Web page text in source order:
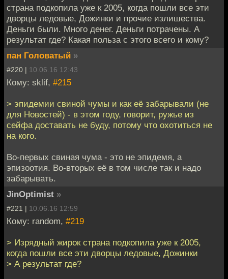
страна подкопила уже к 2005, когда пошли все эти
дворцы ледовые, Дожинки и прочие излишества.
Деньги были. Много денег. Деньги потрачены. А
результат где? Какая польза с этого всего и кому?
пан Головатый »
#220 | 10.06.16 12:43
Кому: sklif, #215
> эпидемии свиной чумы и как её забарывали (не
для Новостей) - в этом году, говорит, ружье из
сейфа доставать не буду, потому что охотиться не
на кого.
Во-первых свиная чума - это не эпидемя, а
эпизоотия. Во-вторых её в том числе так и надо
забарывать.
JinOptimist »
#221 | 10.06.16 12:59
Кому: random, #219
> Изрядный жирок страна подкопила уже к 2005,
когда пошли все эти дворцы ледовые, Дожинки
> А результат где?